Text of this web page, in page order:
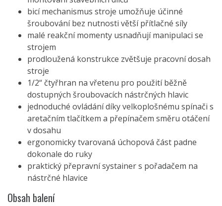
bicí mechanismus stroje umožňuje účinné
šroubování bez nutnosti větší přítlačné síly
malé reakční momenty usnadňují manipulaci se
strojem
prodloužená konstrukce zvětšuje pracovní dosah
stroje
1/2“ čtyřhran na vřetenu pro použití běžně
dostupných šroubovacích nástrčných hlavic
jednoduché ovládání díky velkoplošnému spínači s
aretačním tlačítkem a přepínačem směru otáčení
v dosahu
ergonomicky tvarovaná úchopová část padne
dokonale do ruky
praktický přepravní systainer s pořadačem na
nástrčné hlavice
Obsah balení